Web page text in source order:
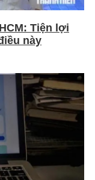
Tiện lợi
này